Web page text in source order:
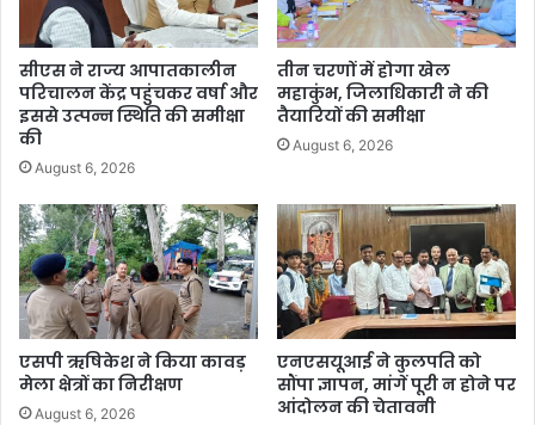
सीएस ने राज्य आपातकालीन
परिचालन केंद्र पहुंचकर वर्षा और
इससे उत्पन्न स्थिति की समीक्षा
की
August 6, 2026
तीन चरणों में होगा खेल
महाकुंभ, जिलाधिकारी ने की
तैयारियों की समीक्षा
August 6, 2026
एसपी ऋषिकेश ने किया कावड़
मेला क्षेत्रों का निरीक्षण
August 6, 2026
एनएसयूआई ने कुलपति को
सौंपा ज्ञापन, मांगें पूरी न होने पर
आंदोलन की चेतावनी